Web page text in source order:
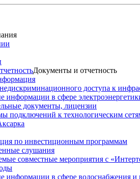
Документы и отчетность
доступа к
информации в сфере
документы, лицензии
подключений к технологическим
по инвестиционным программам
слушания
совместные мероприятия с
информации в сфере водоснабжения и